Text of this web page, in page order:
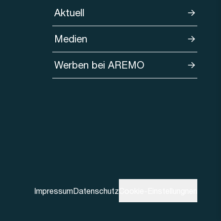
Aktuell
Medien
Werben bei AREMO
ImpressumDatenschutz